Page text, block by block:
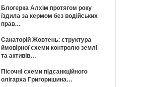
Блогерка Алхім протягом року
їздила за кермом без водійських
прав…
Санаторій Жовтень: структура
ймовірної схеми контролю землі
та активів…
Пісочні схеми підсанкційного
олігарха Григоришина…